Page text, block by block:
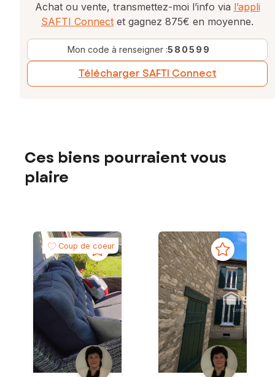
Achat ou vente, transmettez-moi l’info via l’appli
SAFTI Connect et gagnez 875€ en moyenne.
Mon code à renseigner :580599
Télécharger SAFTI Connect
Ces biens pourraient vous
plaire
Coup de coeur